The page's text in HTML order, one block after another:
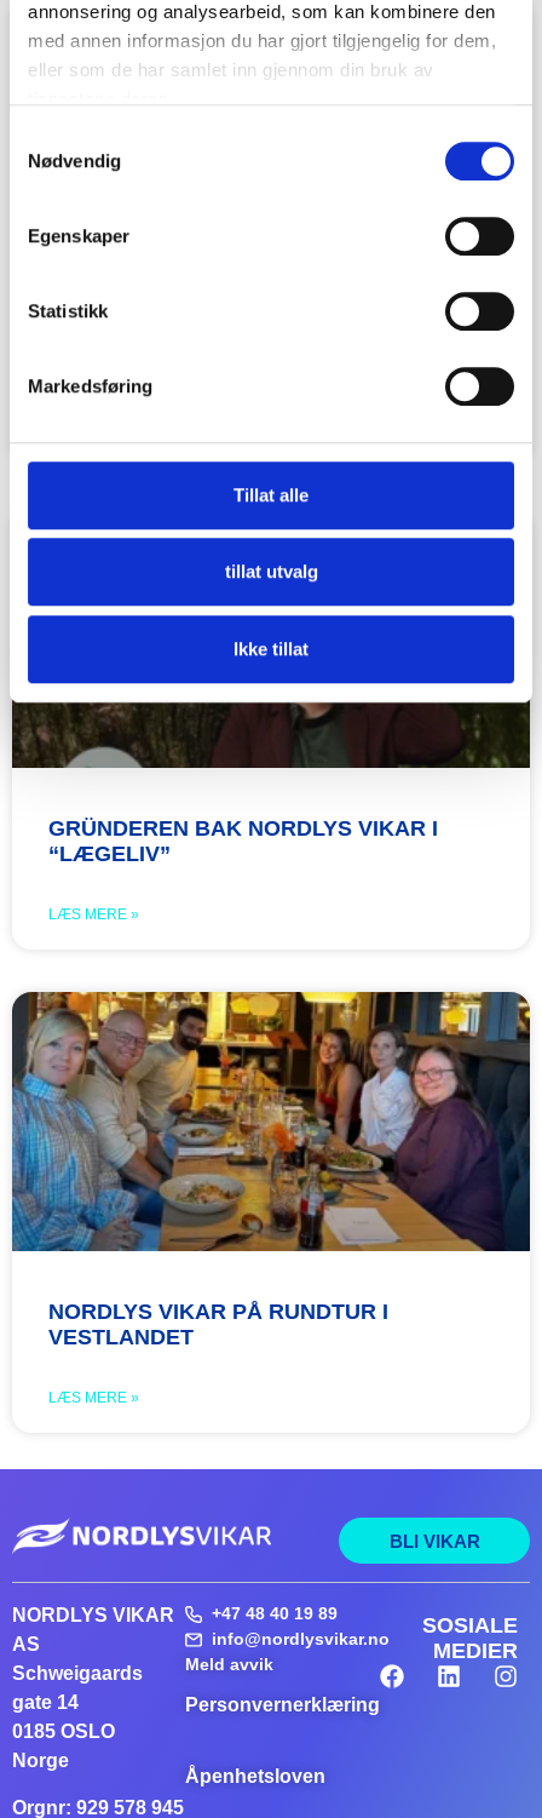
annonsering og analysearbeid, som kan kombinere den
med annen informasjon du har gjort tilgjengelig for dem,
eller som de har samlet inn gjennom din bruk av
Nødvendig
Egenskaper
Statistikk
Markedsføring
Tillat alle
tillat utvalg
Ikke tillat
FREMTIDENS HELSETEKNOLOGISKE
GRÜNDEREN BAK NORDLYS VIKAR I
“LÆGELIV”
LÆS MERE »
NORDLYS VIKAR PÅ RUNDTUR I
VESTLANDET
LÆS MERE »
BLI VIKAR
NORDLYS VIKAR
AS
Schweigaards
gate 14
0185 OSLO
Norge
Orgnr: 929 578 945
+47 48 40 19 89
info@nordlysvikar.no
Meld avvik
Personvernerklæring
Åpenhetsloven
SOSIALE
MEDIER